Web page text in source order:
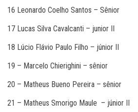
16 Leonardo Coelho Santos – Sênior
17 Lucas Silva Cavalcanti – junior II
18 Lúcio Flávio Paulo Filho – júnior II
19 – Marcelo Chierighini – sênior
20 – Matheus Bueno Pereira – sênior
21 – Matheus Smorigo Maule – júnior II